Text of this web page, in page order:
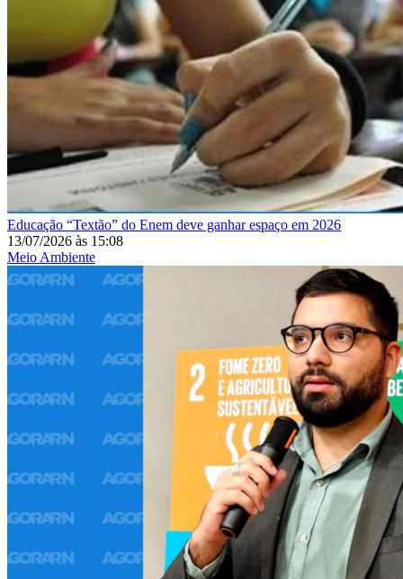
Educação “Textão” do Enem deve ganhar espaço em 2026
13/07/2026 às 15:08
Meio Ambiente